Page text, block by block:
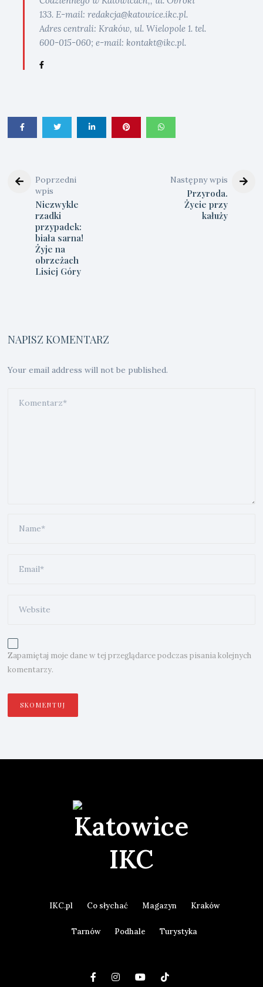
133. E-mail: redakcja@katowice.ikc.pl.
Adres centrali: Kraków, ul. Wielopole 1. tel.
600-015-060; e-mail: kontakt@ikc.pl.
Poprzedni
wpis
Niezwykle
rzadki
przypadek:
biała sarna!
Żyje na
obrzeżach
Lisiej Góry
Następny wpis
Przyroda.
Życie przy
kałuży
NAPISZ KOMENTARZ
Your email address will not be published.
Zapamiętaj moje dane w tej przeglądarce podczas pisania kolejnych
komentarzy.
IKC.pl Co słychać Magazyn Kraków
Tarnów Podhale Turystyka